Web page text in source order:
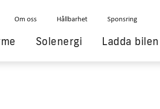
Om oss Hållbarhet Sponsring
Solenergi Ladda bilen